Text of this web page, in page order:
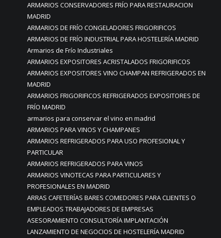
ARMARIOS CONSERVADORES FRÍO PARA RESTAURACION
MADRID
ARMARIOS DE FRÍO CONGELADORES FRIGORIFICOS
ARMARIOS DE FRÍO INDUSTRIAL PARA HOSTELERÍA MADRID
Armarios de Frío Industriales
ARMARIOS EXPOSITORES ACRISTALADOS FRIGORIFICOS
ARMARIOS EXPOSITORES VINO CHAMPAN REFRIGERADOS EN
MADRID
ARMARIOS FRIGORIFICOS REFRIGERADOS EXPOSITORES DE
FRÍO MADRID
armarios para conservar el vino en madrid
ARMARIOS PARA VINOS Y CHAMPANES
ARMARIOS REFRIGERADOS PARA USO PROFESIONAL Y
PARTICULAR
ARMARIOS REFRIGERADOS PARA VINOS
ARMARIOS VINOTECAS PARA PARTICULARES Y
PROFESIONALES EN MADRID
ARRAS CAFETERÍAS BARES COMEDORES PARA CLIENTES O
EMPLEADOS TRABAJADORES DE EMPRESAS
ASESORAMIENTO CONSULTORÍA IMPLANTACIÓN
LANZAMIENTO DE NEGOCIOS DE HOSTELERÍA MADRID